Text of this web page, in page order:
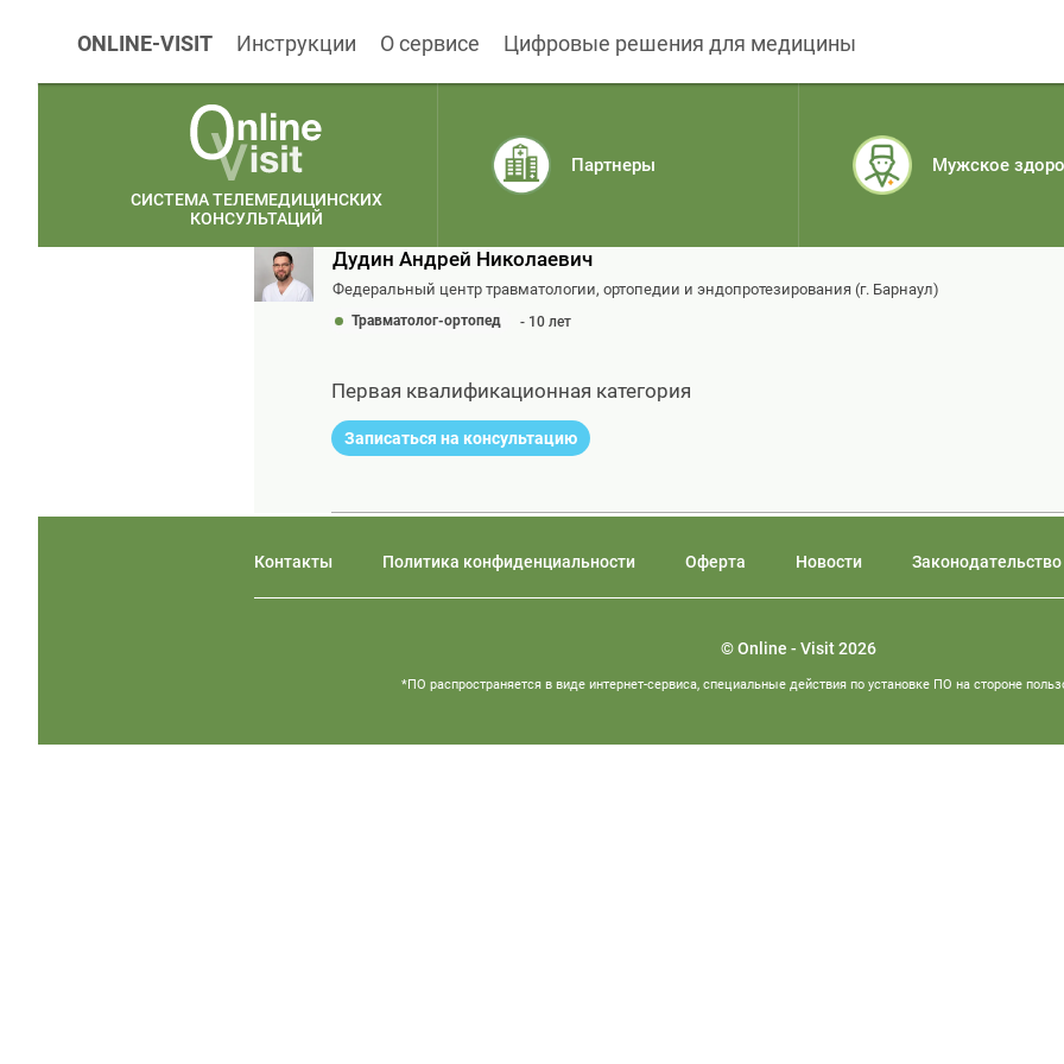
ONLINE-VISIT Инструкции О сервисе Цифровые решения для медицины
СИСТЕМА ТЕЛЕМЕДИЦИНСКИХ
КОНСУЛЬТАЦИЙ
Партнеры Мужское
Дудин Андрей Николаевич
Федеральный центр травматологии, ортопедии и эндопротезирования (г. Барнаул)
Травматолог-ортопед - 10 лет
Первая квалификационная категория
Записаться на консультацию
Контакты Политика конфиденциальности Оферта Новости Законодательство
© Online - Visit 2026
*ПО распространяется в виде интернет-сервиса, специальные действия по установке ПО на стороне